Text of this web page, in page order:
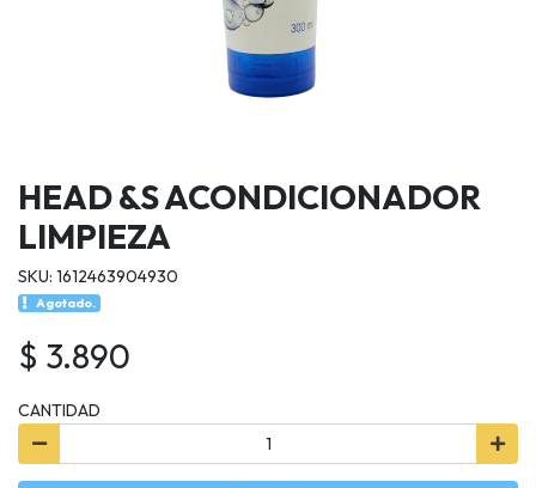
HEAD &S ACONDICIONADOR
LIMPIEZA
SKU: 1612463904930
Agotado.
$ 3.890
CANTIDAD